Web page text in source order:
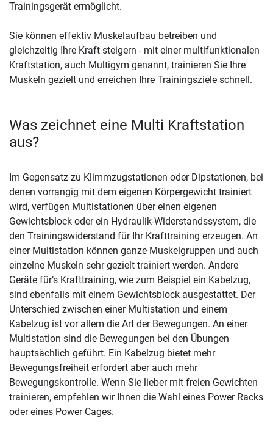
Trainingsgerät ermöglicht.
Sie können effektiv Muskelaufbau betreiben und
gleichzeitig Ihre Kraft steigern - mit einer multifunktionalen
Kraftstation, auch Multigym genannt, trainieren Sie Ihre
Muskeln gezielt und erreichen Ihre Trainingsziele schnell.
Was zeichnet eine Multi Kraftstation
aus?
Im Gegensatz zu Klimmzugstationen oder Dipstationen, bei
denen vorrangig mit dem eigenen Körpergewicht trainiert
wird, verfügen Multistationen über einen eigenen
Gewichtsblock oder ein Hydraulik-Widerstandssystem, die
den Trainingswiderstand für Ihr Krafttraining erzeugen. An
einer Multistation können ganze Muskelgruppen und auch
einzelne Muskeln sehr gezielt trainiert werden. Andere
Geräte für‘s Krafttraining, wie zum Beispiel ein Kabelzug,
sind ebenfalls mit einem Gewichtsblock ausgestattet. Der
Unterschied zwischen einer Multistation und einem
Kabelzug ist vor allem die Art der Bewegungen. An einer
Multistation sind die Bewegungen bei den Übungen
hauptsächlich geführt. Ein Kabelzug bietet mehr
Bewegungsfreiheit erfordert aber auch mehr
Bewegungskontrolle. Wenn Sie lieber mit freien Gewichten
trainieren, empfehlen wir Ihnen die Wahl eines Power Racks
oder eines Power Cages.